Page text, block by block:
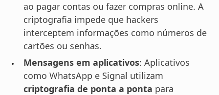
ao pagar contas ou fazer compras online. A
criptografia impede que hackers
interceptem informações como números de
cartões ou senhas.
Mensagens em aplicativos: Aplicativos
como WhatsApp e Signal utilizam
criptografia de ponta a ponta para